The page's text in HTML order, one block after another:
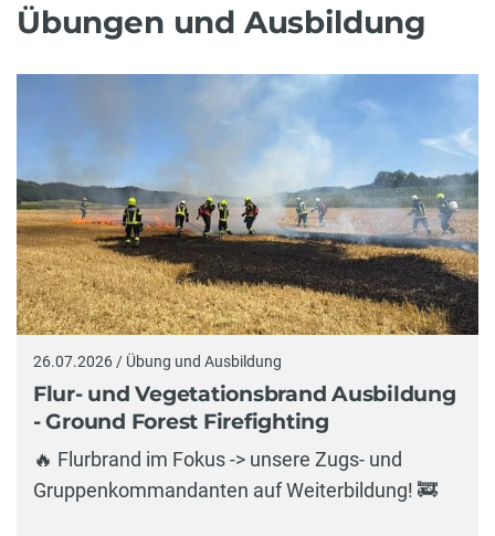
Übungen und Ausbildung
26.07.2026 / Übung und Ausbildung
Flur- und Vegetationsbrand Ausbildung
- Ground Forest Firefighting
🔥 Flurbrand im Fokus -> unsere Zugs- und
Gruppenkommandanten auf Weiterbildung! 🚒